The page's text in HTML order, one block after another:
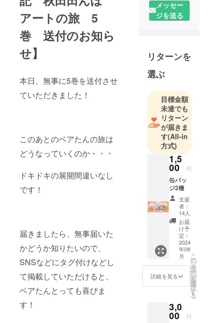
アートの旅 5
巻 送付のお知ら
せ】
本日、無事に5巻を送付させ
ていただきました！
このあとのベアたんの旅は
どうなっていくのか・・・
ドキドキの展開間違いなし
です！
届きましたら、無事届いた
かどうか知りたいので、
SNSなどにタグ付けなどし
て掲載していただけると、
ベアたんとっても喜びま
す！
と知り合
い、2022年
をしたこと
をきっかけ
に漫画を描
くようにな
りました。
メッセー
ジを送る
リターンを
選ぶ
目標金額
未達でも
リターン
が届きま
す(All-in
方式)
1,5
00 円
缶バッ
ジ2種
支援
者：
14人
お届
け予
定：
2024
年09
月
詳細を見る
こ
の
リ
タ
ー
ン
を
選
択
す
る
3,0
00 円